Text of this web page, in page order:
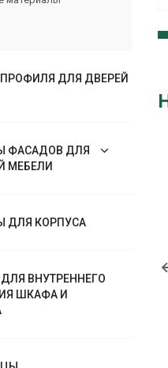
ДЛЯ ДВЕРЕЙ
ФАСАДОВ ДЛЯ
МЕБЕЛИ
ДЛЯ КОРПУСА
ВНУТРЕННЕГО
ШКАФА И